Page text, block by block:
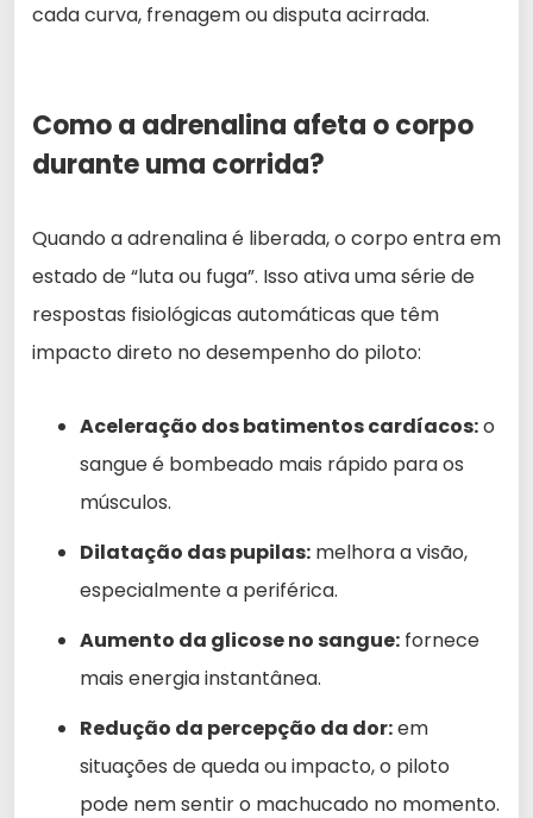
cada curva, frenagem ou disputa acirrada.
Como a adrenalina afeta o corpo
durante uma corrida?
Quando a adrenalina é liberada, o corpo entra em
estado de “luta ou fuga”. Isso ativa uma série de
respostas fisiológicas automáticas que têm
impacto direto no desempenho do piloto:
Aceleração dos batimentos cardíacos:o
sangue é bombeado mais rápido para os
músculos.
Dilatação das pupilas: melhora a visão,
especialmente a periférica.
Aumento da glicose no sangue: fornece
mais energia instantânea.
Redução da percepção da dor:em
situações de queda ou impacto, o piloto
pode nem sentir o machucado no momento.